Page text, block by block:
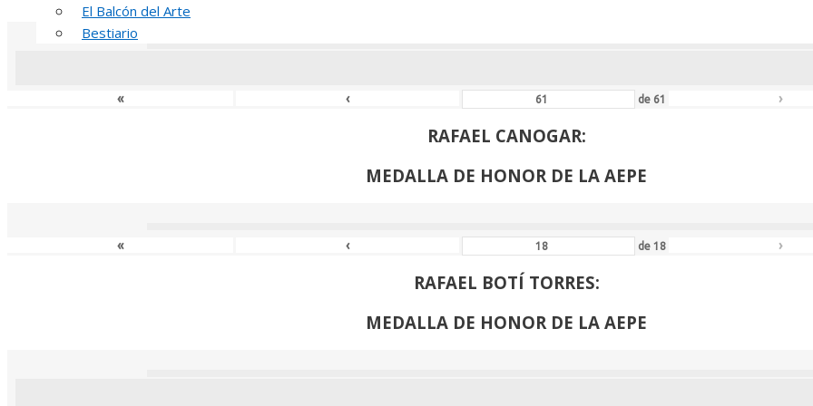
El Balcón del Arte
Bestiario
« ‹ de 61 ›
RAFAEL CANOGAR:
MEDALLA DE HONOR DE LA AEPE
« ‹ de 18 ›
RAFAEL BOTÍ TORRES:
MEDALLA DE HONOR DE LA AEPE